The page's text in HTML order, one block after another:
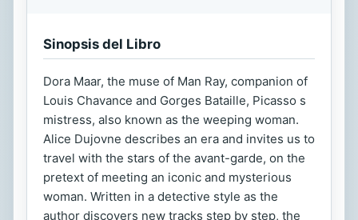
Sinopsis del Libro
Dora Maar, the muse of Man Ray, companion of
Louis Chavance and Gorges Bataille, Picasso s
mistress, also known as the weeping woman.
Alice Dujovne describes an era and invites us to
travel with the stars of the avant-garde, on the
pretext of meeting an iconic and mysterious
woman. Written in a detective style as the
author discovers new tracks step by step, the